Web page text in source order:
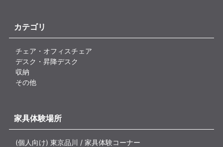
カテゴリ
チェア・オフィスチェア
デスク・昇降デスク
収納
その他
家具体験場所
(個人向け) 東京品川 / 家具体験コーナー